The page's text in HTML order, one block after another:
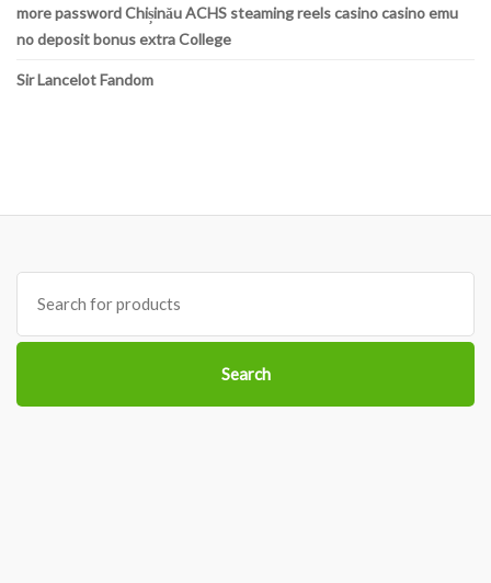
more password Chișinău ACHS steaming reels casino casino emu
no deposit bonus extra College
Sir Lancelot Fandom
Search
for:
Search